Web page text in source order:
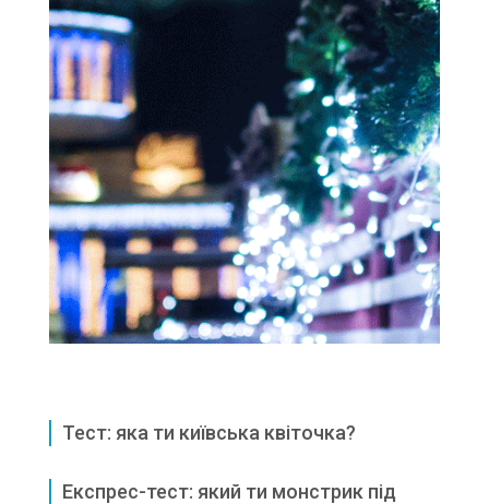
Тест: яка ти київська квіточка?
Експрес-тест: який ти монстрик під